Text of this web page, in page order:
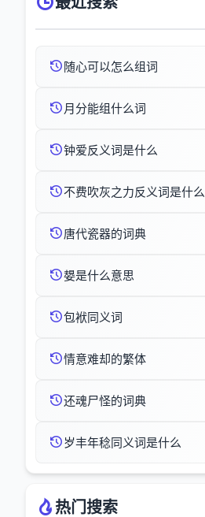
随心可以怎么组词
月分能组什么词
钟爱反义词是什么
不费吹灰之力反义词是什么
唐代瓷器的词典
嫢是什么意思
包袱同义词
情意难却的繁体
还魂尸怪的词典
岁丰年稔同义词是什么
热门搜索